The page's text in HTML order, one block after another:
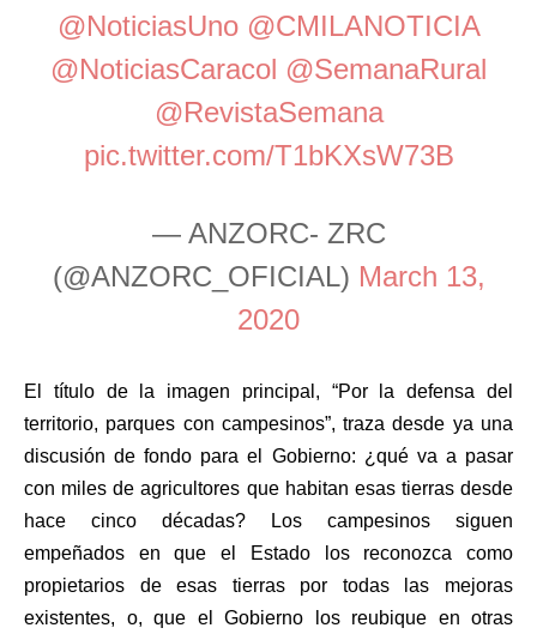
@NoticiasUno @CMILANOTICIA
@NoticiasCaracol @SemanaRural
@RevistaSemana
pic.twitter.com/T1bKXsW73B
— ANZORC- ZRC
(@ANZORC_OFICIAL) March 13,
2020
El título de la imagen principal, “Por la defensa del
territorio, parques con campesinos”, traza desde ya una
discusión de fondo para el Gobierno: ¿qué va a pasar
con miles de agricultores que habitan esas tierras desde
hace cinco décadas? Los campesinos siguen
empeñados en que el Estado los reconozca como
propietarios de esas tierras por todas las mejoras
existentes, o, que el Gobierno los reubique en otras